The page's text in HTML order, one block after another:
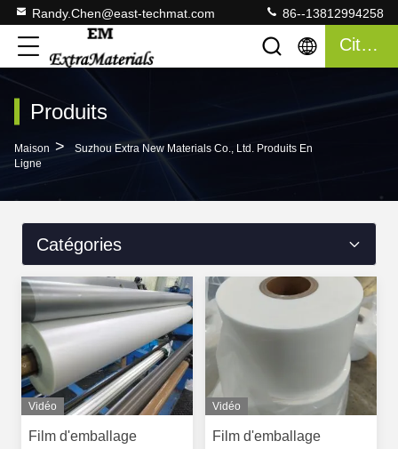
Randy.Chen@east-techmat.com 86--13812994258
Citation
Produits
Maison >
Suzhou Extra New Materials Co., Ltd. Produits En
Ligne
Catégories
Vidéo
Film d'emballage
Vidéo
Film d'emballage